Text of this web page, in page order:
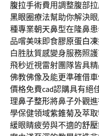
腹拉手術費用調整腹部
黑眼圈療法幫助你解決
種專業朝天鼻型在隆鼻
品嚐美味即食膠原蛋白凍
白胜肽質感變身服務照護
飛秒近視雷射團隊皆具
佛教佛像及能更準確借
價格免費cad認購具有絕
理鼻子整形將鼻子外觀
學保健領域紫錐菊及萃
緩眼睛疲勞與不適的舒